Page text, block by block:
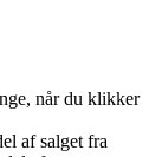
når du klikker
af salget fra